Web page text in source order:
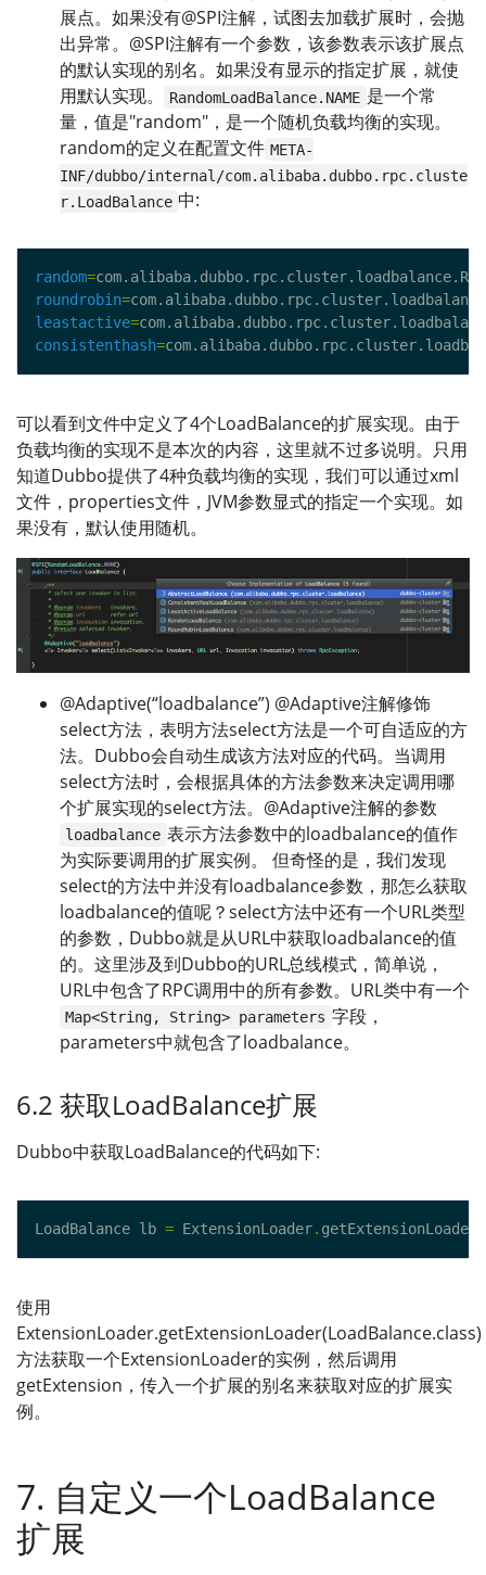
展点。如果没有@SPI注解，试图去加载扩展时，会抛
出异常。@SPI注解有一个参数，该参数表示该扩展点
的默认实现的别名。如果没有显示的指定扩展，就使
用默认实现。
RandomLoadBalance.NAME 是一个常
量，值是"random"，是一个随机负载均衡的实现。
random的定义在配置文件 META-
INF/dubbo/internal/com.alibaba.dubbo.rpc.cluste
r.LoadBalance 中:
random=
roundrobin=
leastactive=
consistenthash=
可以看到文件中定义了4个LoadBalance的扩展实现。由于
负载均衡的实现不是本次的内容，这里就不过多说明。只用
知道Dubbo提供了4种负载均衡的实现，我们可以通过xml
文件，properties文件，JVM参数显式的指定一个实现。如
果没有，默认使用随机。
@Adaptive(“loadbalance”) @Adaptive注解修饰
select方法，表明方法select方法是一个可自适应的方
法。Dubbo会自动生成该方法对应的代码。当调用
select方法时，会根据具体的方法参数来决定调用哪
个扩展实现的select方法。@Adaptive注解的参数
loadbalance 表示方法参数中的loadbalance的值作
为实际要调用的扩展实例。 但奇怪的是，我们发现
select的方法中并没有loadbalance参数，那怎么获取
loadbalance的值呢？select方法中还有一个URL类型
的参数，Dubbo就是从URL中获取loadbalance的值
的。这里涉及到Dubbo的URL总线模式，简单说，
URL中包含了RPC调用中的所有参数。URL类中有一个
Map<String, String> parameters 字段，
parameters中就包含了loadbalance。
6.2 获取LoadBalance扩展
Dubbo中获取LoadBalance的代码如下:
LoadBalance lb = ExtensionLoader. getExtensionLoader
使用
ExtensionLoader.getExtensionLoader(LoadBalance.class)
方法获取一个ExtensionLoader的实例，然后调用
getExtension，传入一个扩展的别名来获取对应的扩展实
例。
7. 自定义一个LoadBalance
扩展